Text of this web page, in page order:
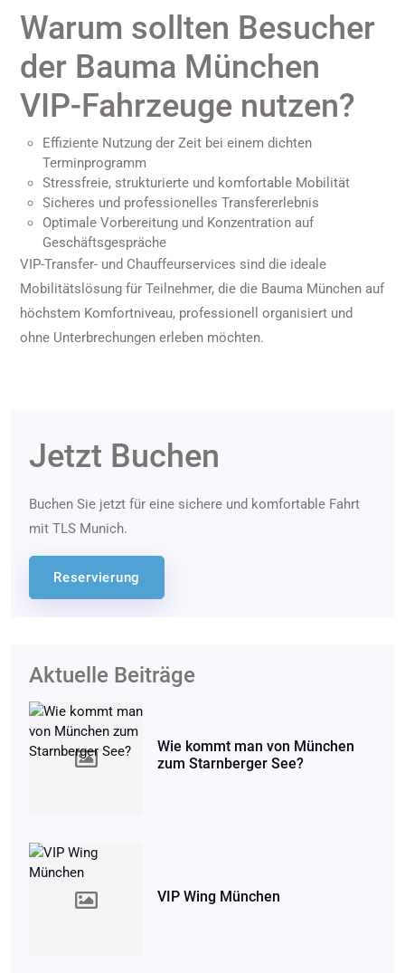
Warum sollten Besucher
der Bauma München
VIP-Fahrzeuge nutzen?
Effiziente Nutzung der Zeit bei einem dichten
Terminprogramm
Stressfreie, strukturierte und komfortable Mobilität
Sicheres und professionelles Transfererlebnis
Optimale Vorbereitung und Konzentration auf
Geschäftsgespräche
VIP-Transfer- und Chauffeurservices sind die ideale
Mobilitätslösung für Teilnehmer, die die Bauma München auf
höchstem Komfortniveau, professionell organisiert und
ohne Unterbrechungen erleben möchten.
Jetzt Buchen
Buchen Sie jetzt für eine sichere und komfortable Fahrt
mit TLS Munich.
Reservierung
Aktuelle Beiträge
Wie kommt man von München
zum Starnberger See?
VIP Wing München